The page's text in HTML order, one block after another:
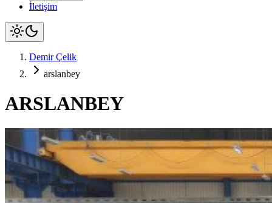
İletişim
Demir Çelik
arslanbey
ARSLANBEY